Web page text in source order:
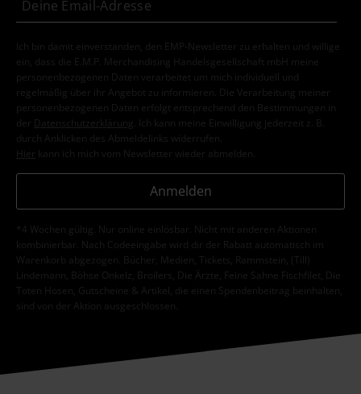
Ich bin damit einverstanden, den EMP-Newsletter zu erhalten und willige
ein, dass die E.M.P. Merchandising Handelsgesellschaft mbH meine
personenbezogenen Daten verarbeitet um mich individuell und
regelmäßig über ihr Angebot zu informieren. Die Verarbeitung meiner
personenbezogenen Daten erfolgt entsprechend den Bestimmungen in
der
Datenschutzerklärung
. Ich kann meine Einwilligung jederzeit z. B.
durch Anklicken des Abmeldelinks widerrufen.
Hier kann ich mich vom Newsletter wieder abmelden.
Anmelden
*4 Wochen gültig. Nur online einlösbar. Nicht mit anderen Aktionen
kombinierbar. Nach Codeeingabe wird dir der Rabatt automatisch im
Warenkorb abgezogen. Bücher, Medien, Tickets, Rammstein, (Till)
Lindemann, Böhse Onkelz, Broilers, Die Ärzte, Feine Sahne Fischfilet, Die
Toten Hosen, Gutscheine & Artikel, die einen Spendenbeitrag beinhalten,
sind von der Aktion ausgeschlossen.